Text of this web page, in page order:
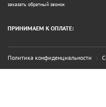
заказать обратный звонок
ПРИНИМАЕМ К ОПЛАТЕ:
Политика конфиденциальности